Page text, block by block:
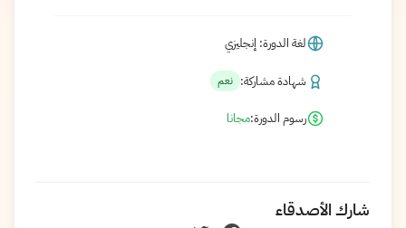
لغة الدورة: إنجليزي
شهادة مشاركة: نعم
رسوم الدورة:مجانا
شارك الأصدقاء